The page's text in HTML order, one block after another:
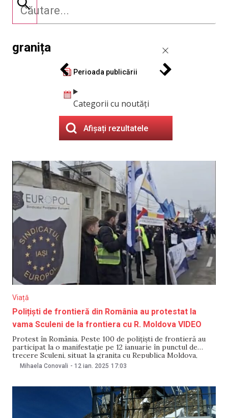
granița
Perioada publicării
Categorii cu noutăți
Afișați rezultatele
Viață
Polițiști de frontieră din România au protestat la
vama Sculeni de la frontiera cu R. Moldova VIDEO
Protest în România. Peste 100 de polițiști de frontieră au
participat la o manifestație pe 12 ianuarie în punctul de
trecere Sculeni, situat la granița cu Republica Moldova,
scrie G4media. Aceștia sunt nemulțumiți de tăierile salariale
Mihaela Conovali - 12 ian. 2025 17:03